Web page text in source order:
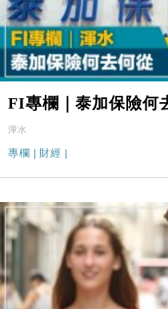
FI專欄｜泰加保險何
渾水
專欄 財經